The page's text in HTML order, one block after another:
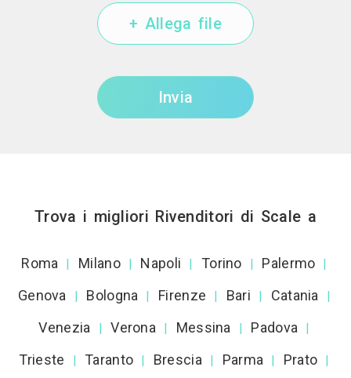
+ Allega file
Invia
Trova i migliori Rivenditori di Scale a
Roma | Milano | Napoli | Torino | Palermo |
Genova | Bologna | Firenze | Bari | Catania |
Venezia | Verona | Messina | Padova |
Trieste | Taranto | Brescia | Parma | Prato |